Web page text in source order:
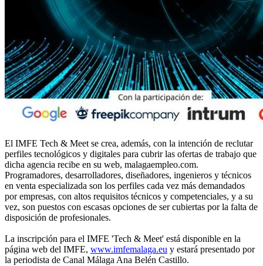
El IMFE Tech & Meet se crea, además, con la intención de reclutar
perfiles tecnológicos y digitales para cubrir las ofertas de trabajo que
dicha agencia recibe en su web, malagaempleo.com.
Programadores, desarrolladores, diseñadores, ingenieros y técnicos
en venta especializada son los perfiles cada vez más demandados
por empresas, con altos requisitos técnicos y competenciales, y a su
vez, son puestos con escasas opciones de ser cubiertas por la falta de
disposición de profesionales.
La inscripción para el IMFE 'Tech & Meet' está disponible en la
página web del IMFE, www.imfemalaga.eu y estará presentado por
la periodista de Canal Málaga Ana Belén Castillo.